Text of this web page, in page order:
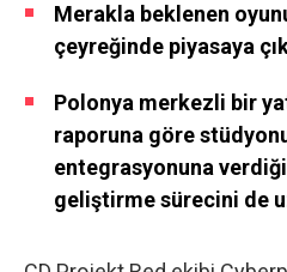
Merakla beklenen
çeyreğinde piyasaya
Polonya merkezli bir
raporuna göre
entegrasyonuna
geliştirme sürecini de